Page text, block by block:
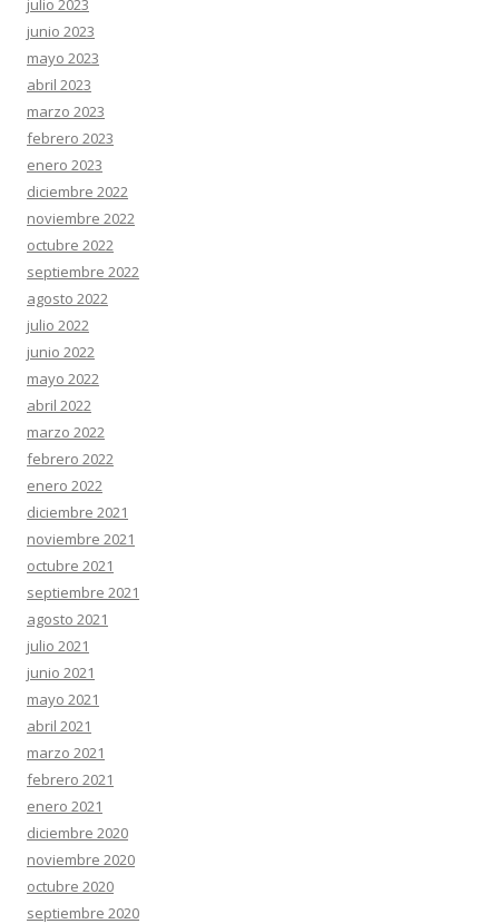
julio 2023
junio 2023
mayo 2023
abril 2023
marzo 2023
febrero 2023
enero 2023
diciembre 2022
noviembre 2022
octubre 2022
septiembre 2022
agosto 2022
julio 2022
junio 2022
mayo 2022
abril 2022
marzo 2022
febrero 2022
enero 2022
diciembre 2021
noviembre 2021
octubre 2021
septiembre 2021
agosto 2021
julio 2021
junio 2021
mayo 2021
abril 2021
marzo 2021
febrero 2021
enero 2021
diciembre 2020
noviembre 2020
octubre 2020
septiembre 2020